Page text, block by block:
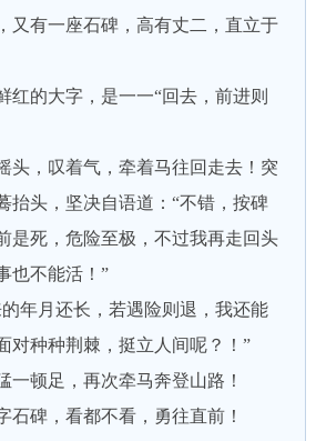
有一座石碑，高有丈二，直立于
的大字，是一一“回去，前进则
，叹着气，牵着马往回走去！突
抬头，坚决自语道：“不错，按碑
是死，危险至极，不过我再走回头
也不能活！”
月还长，若遇险则退，我还能
对种种荆棘，挺立人间呢？！”
顿足，再次牵马奔登山路！
碑，看都不看，勇往直前！